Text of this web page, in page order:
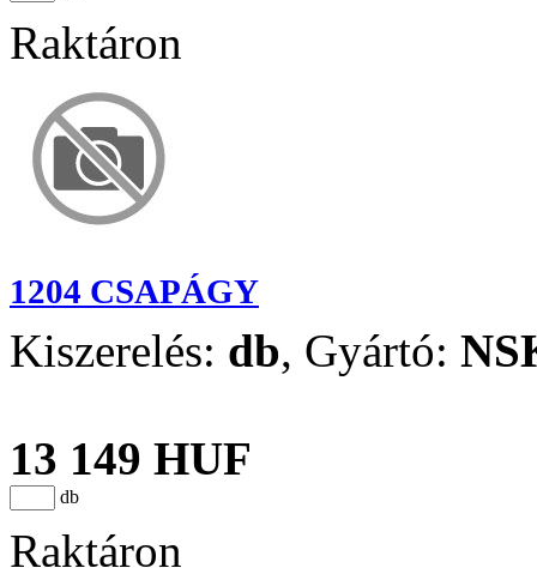
Raktáron
1204 CSAPÁGY
Kiszerelés: db, Gyártó:
13 149 HUF
db
Raktáron